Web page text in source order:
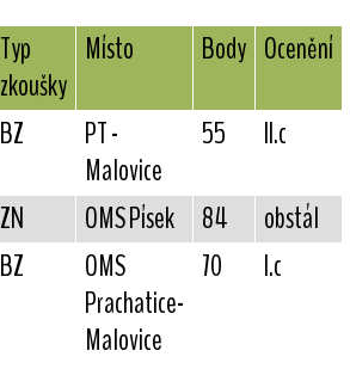
Typ
zkoušky
Místo Body Ocenění
BZ
PT -
Malovice
55 II.c
ZN OMS Písek 84
obstál
BZ
OMS
Prachatice-
Malovice
70 I.c